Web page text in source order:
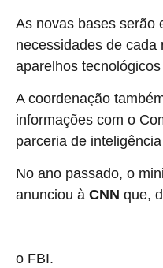
As novas bases serão
necessidades de cada
aparelhos
A coordenação
informações com o
parceria de
No ano passado, o
anunciou à CNN que,
o FBI.